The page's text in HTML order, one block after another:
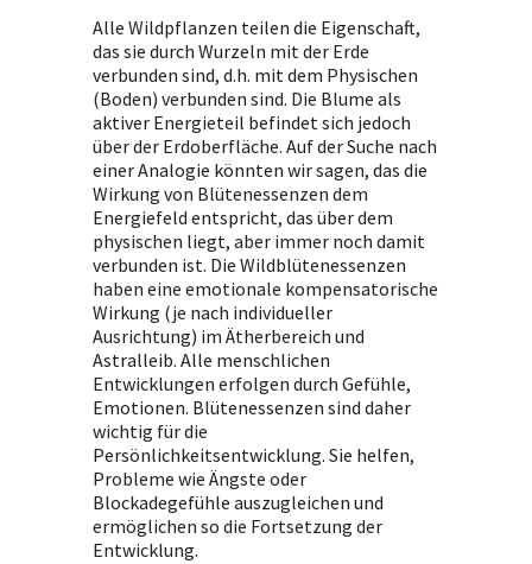
Alle Wildpflanzen teilen die Eigenschaft,
das sie durch Wurzeln mit der Erde
verbunden sind, d.h. mit dem Physischen
(Boden) verbunden sind. Die Blume als
aktiver Energieteil befindet sich jedoch
über der Erdoberfläche. Auf der Suche nach
einer Analogie könnten wir sagen, das die
Wirkung von Blütenessenzen dem
Energiefeld entspricht, das über dem
physischen liegt, aber immer noch damit
verbunden ist. Die Wildblütenessenzen
haben eine emotionale kompensatorische
Wirkung (je nach individueller
Ausrichtung) im Ätherbereich und
Astralleib. Alle menschlichen
Entwicklungen erfolgen durch Gefühle,
Emotionen. Blütenessenzen sind daher
wichtig für die
Persönlichkeitsentwicklung. Sie helfen,
Probleme wie Ängste oder
Blockadegefühle auszugleichen und
ermöglichen so die Fortsetzung der
Entwicklung.